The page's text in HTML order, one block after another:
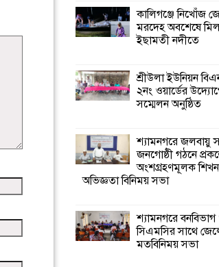
শিখন ও অভিজ্ঞতা বিনিময় সভা
শ্যামনগরে বনবিভাগ
মতবিনিময় সভা
কালিগঞ্জে নিখোঁজ
মরদেহ অবশেষে
ইছামতী নদীতে
শ্রীউলা ইউনিয়ন
২নং ওয়ার্ডের
সম্মেলন অনুষ্ঠিত
শ্যামনগরে জলবায়ু
জনগোষ্ঠী গঠনে
অংশগ্রহণমূলক
অভিজ্ঞতা বিনিময় সভা
শ্যামনগরে
সিএমসির সাথে
মতবিনিময় সভা